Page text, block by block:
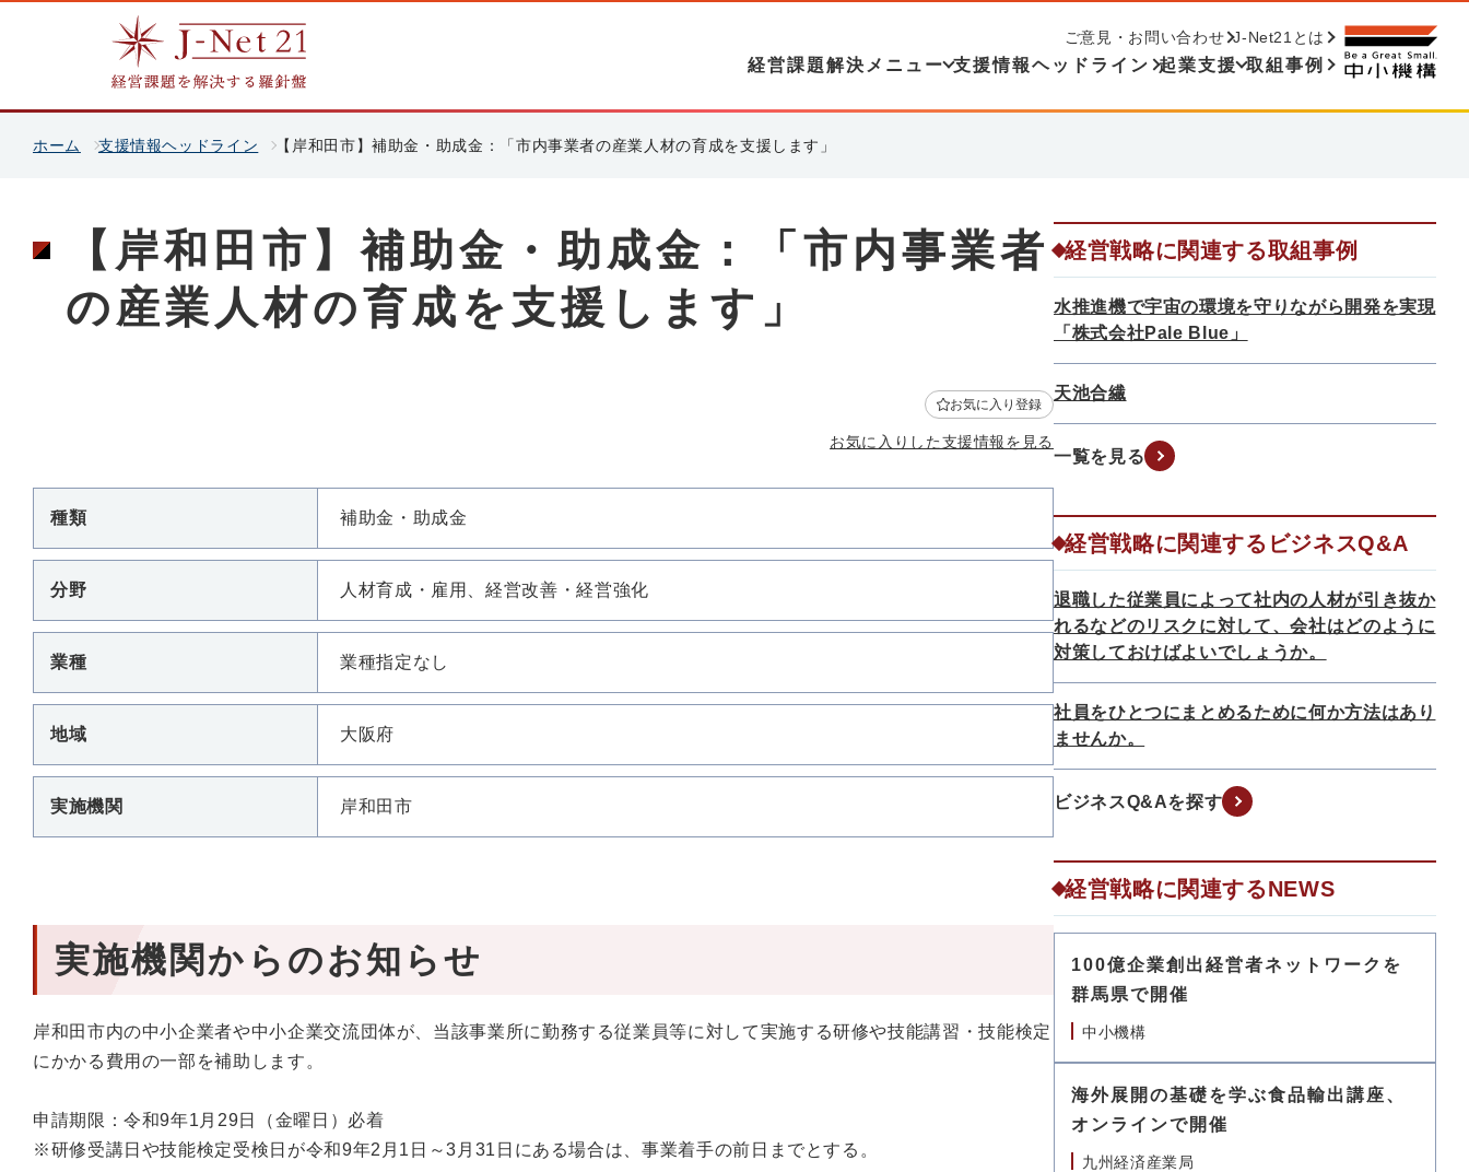
経営課題解決メニュー 支援情報ヘッドライン 起業支援 取組事例
ご意見・お問い合わせ J-Net21とは
ホーム 支援情報ヘッドライン 【岸和田市】補助金・助成金：「市内事業者の産業人材の育成を支援します」
【岸和田市】補助金・助成金：「市内事業者
の産業人材の育成を支援します」
お気に入り登録
お気に入りした支援情報を見る
種類 補助金・助成金
分野 人材育成・雇用、経営改善・経営強化
業種 業種指定なし
地域 大阪府
実施機関 岸和田市
実施機関からのお知らせ
岸和田市内の中小企業者や中小企業交流団体が、当該事業所に勤務する従業員等に対して実施する研修や技能講習・技能検定
にかかる費用の一部を補助します。
申請期限：令和9年1月29日（金曜日）必着
※研修受講日や技能検定受検日が令和9年2月1日～3月31日にある場合は、事業着手の前日までとする。
経営戦略に関連する取組事例
水推進機で宇宙の環境を守りながら開発を実現
「株式会社Pale Blue」
天池合繊
一覧を見る
経営戦略に関連するビジネスQ&A
退職した従業員によって社内の人材が引き抜か
れるなどのリスクに対して、会社はどのように
対策しておけばよいでしょうか。
社員をひとつにまとめるために何か方法はあり
ませんか。
ビジネスQ&Aを探す
経営戦略に関連するNEWS
100億企業創出経営者ネットワークを
群馬県で開催
中小機構
海外展開の基礎を学ぶ食品輸出講座、
オンラインで開催
九州経済産業局